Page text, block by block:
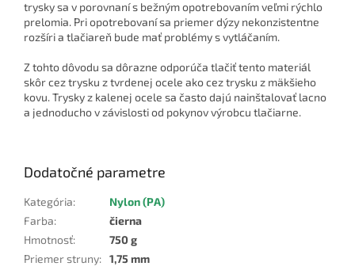
trysky sa v porovnaní s bežným opotrebovaním veľmi rýchlo
prelomia. Pri opotrebovaní sa priemer dýzy nekonzistentne
rozšíri a tlačiareň bude mať problémy s vytláčaním.
Z tohto dôvodu sa dôrazne odporúča tlačiť tento materiál
skôr cez trysku z tvrdenej ocele ako cez trysku z mäkšieho
kovu. Trysky z kalenej ocele sa často dajú nainštalovať lacno
a jednoducho v závislosti od pokynov výrobcu tlačiarne.
Dodatočné parametre
Kategória:
Nylon (PA)
Farba:
čierna
Hmotnosť:
750 g
Priemer struny: 1,75 mm